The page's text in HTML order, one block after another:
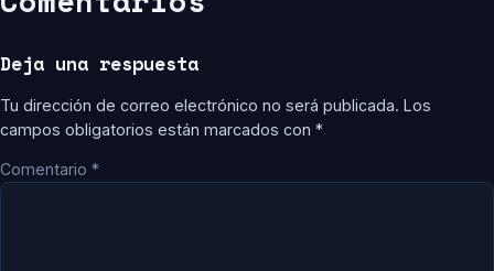
Deja una respuesta
Tu dirección de correo electrónico no será publicada. Los
campos obligatorios están marcados con *
Comentario *